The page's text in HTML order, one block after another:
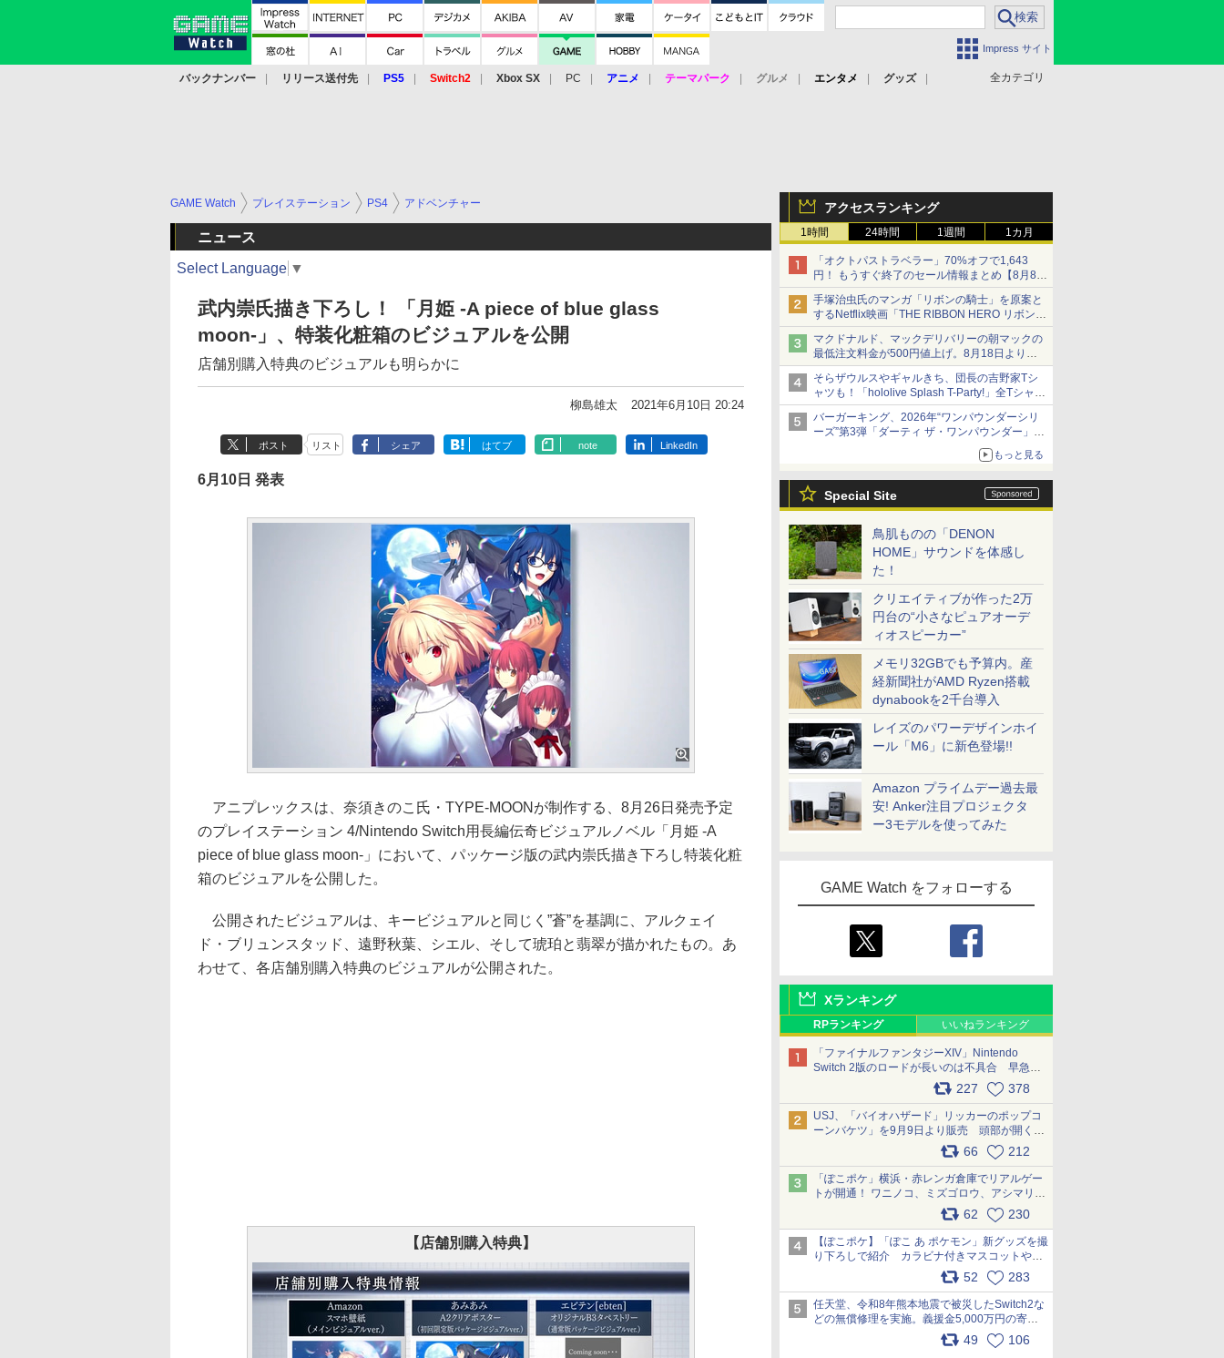
Impress サイト
全カテゴリ
バックナンバー リリース送付先 PS5 Switch2 Xbox SX PC アニメ テーマパーク グルメ エンタメ
グッズ
アクセスランキング
1時間 24時間 1週間 1カ月
「オクトパストラベラー」70%オフで1,643
円！ もうすぐ終了のセール情報まとめ【8月8日
更新】
ニンテンドーeショップでは「大神 絶景版」が
67%オフで990円
手塚治虫氏のマンガ「リボンの騎士」を原案と
するNetflix映画「THE RIBBON HERO リボンヒ
ーロー」本日配信開始
マクドナルド、マックデリバリーの朝マックの
最低注文料金が500円値上げ。8月18日より
1,500円から受付
そらザウルスやギャルきち、団長の吉野家Tシ
ャツも！「hololive Splash T-Party!」全Tシャツ
ラインナップ公開＆オンライン販売開始
バーガーキング、2026年“ワンパウンダーシリ
ーズ”第3弾「ダーティ ザ・ワンパウンダー」を
「特製ガーリックマヨソース」を使用した超大
もっと見る
Special Site
鳥肌ものの「DENON
HOME」サウンドを体感し
た！
クリエイティブが作った2万
円台の“小さなピュアオーデ
ィオスピーカー”
メモリ32GBでも予算内。産
経新聞社がAMD Ryzen搭載
dynabookを2千台導入
レイズのパワーデザインホイ
ール「M6」に新色登場!!
Amazon プライムデー過去最
安! Anker注目プロジェクタ
ー3モデルを使ってみた
GAME Watch をフォローする
Xランキング
RPランキング いいねランキング
「ファイナルファンタジーXIV」Nintendo
Switch 2版のロードが長いのは不具合 早急に
アップデートできるよう対応中227 378
USJ、「バイオハザード」リッカーのポップコ
ーンバケツ」を9月9日より販売 頭部が開く仕
組み。味は恐怖を堪のう「味噌フレーバー」
66 212
「ぽこポケ」横浜・赤レンガ倉庫でリアルゲー
トが開通！ ワニノコ、ミズゴロウ、アシマリ登
場シーンをレポート pic.x.com/LDgEByVl6D
62 230
【ぽこポケ】「ぽこ あ ポケモン」新グッズを撮
り下ろしで紹介 カラビナ付きマスコットやス
52 283
任天堂、令和8年熊本地震で被災したSwitch2な
どの無償修理を実施。義援金5,000万円の寄付
も発表 pic.x.com/BAYsMfUfUC
49 106
GAME Watch プレイステーション PS4 アドベンチャー
ニュース
Select Language ▼
武内崇氏描き下ろし！ 「月姫 -A piece of blue glass
moon-」、特装化粧箱のビジュアルを公開
店舗別購入特典のビジュアルも明らかに
柳島雄太 2021年6月10日 20:24
ポスト リスト シェア はてブ note LinkedIn
6月10日 発表
アニプレックスは、奈須きのこ氏・TYPE-MOONが制作する、8月26日発売予定
のプレイステーション 4/Nintendo Switch用長編伝奇ビジュアルノベル「月姫 -A
piece of blue glass moon-」において、パッケージ版の武内崇氏描き下ろし特装化粧
箱のビジュアルを公開した。
公開されたビジュアルは、キービジュアルと同じく”蒼”を基調に、アルクェイ
ド・ブリュンスタッド、遠野秋葉、シエル、そして琥珀と翡翠が描かれたもの。あ
わせて、各店舗別購入特典のビジュアルが公開された。
【店舗別購入特典】